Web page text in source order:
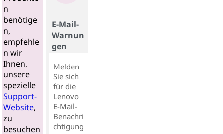
n
benötige
n,
empfehle
n wir
Ihnen,
unsere
spezielle
Support-
Website,
zu
besuchen
E-Mail-
Warnun
gen
Melden
Sie sich
für die
Lenovo
E-Mail-
Benachri
chtigung